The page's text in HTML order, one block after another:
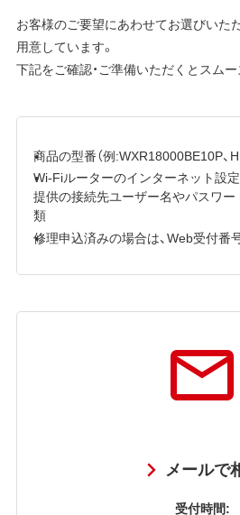
お客様のご要望にあわせてお選びいた
用意しています。
下記をご確認・ご準備いただくとスム
商品の型番（例:WXR18000BE10P、
Wi-Fiルーターのインターネット設
提供の接続先ユーザー名やパスワ
類
修理申込済みの場合は、Web受付番号
メールで
受付時間: